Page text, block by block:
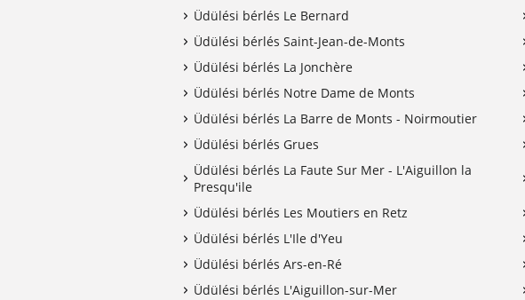
Üdülési bérlés Le Bernard
Üdülési bérlés Saint-Jean-de-Monts
Üdülési bérlés La Jonchère
Üdülési bérlés Notre Dame de Monts
Üdülési bérlés La Barre de Monts - Noirmoutier
Üdülési bérlés Grues
Üdülési bérlés La Faute Sur Mer - L'Aiguillon la
Presqu'ile
Üdülési bérlés Les Moutiers en Retz
Üdülési bérlés L'Ile d'Yeu
Üdülési bérlés Ars-en-Ré
Üdülési bérlés L'Aiguillon-sur-Mer